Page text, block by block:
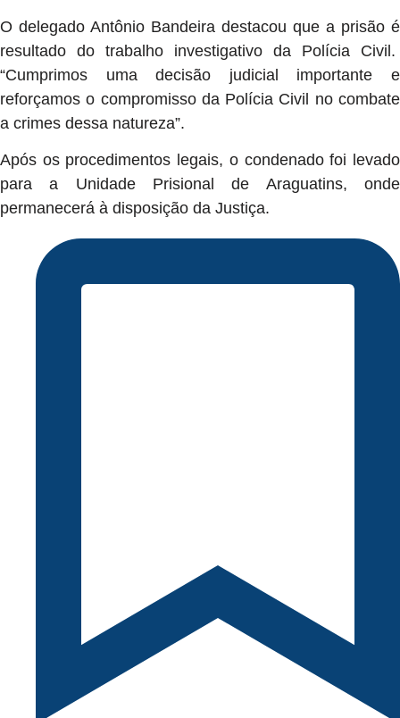
O delegado Antônio Bandeira destacou que a prisão é
resultado do trabalho investigativo da Polícia Civil.
“Cumprimos uma decisão judicial importante e
reforçamos o compromisso da Polícia Civil no combate
a crimes dessa natureza”.
Após os procedimentos legais, o condenado foi levado
para a Unidade Prisional de Araguatins, onde
permanecerá à disposição da Justiça.